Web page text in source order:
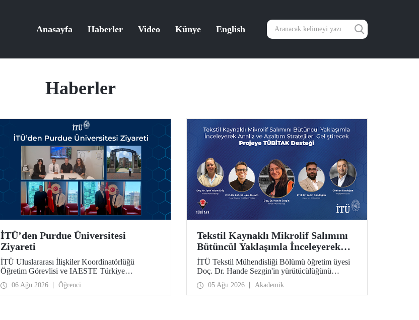
Anasayfa Haberler Video Künye English
Haberler
İTÜ’den Purdue Üniversitesi
Ziyareti
İTÜ Uluslararası İlişkiler Koordinatörlüğü
Öğretim Görevlisi ve IAESTE Türkiye
Sorumlusu Cahit Okan, akademik ilişkileri ve iş
birliğini geliştirmek amacıyla 20-27 Temmuz
tarihlerinde ABD’de dünyanın önde gelen
06 Ağu 2026 Öğrenci
Tekstil Kaynaklı Mikrolif Salımını
Bütüncül Yaklaşımla İnceleyerek
Analiz ve Azaltım Stratejileri
Geliştirecek Projeye TÜBİTAK
Desteği
İTÜ Tekstil Mühendisliği Bölümü öğretim üyesi
Doç. Dr. Hande Sezgin'in yürütücülüğünü
üstlendiği “Sürdürülebilir Pamuk ve Polyester
Esaslı Tekstil Ürünlerinde Kullanım Koşullarına
Bağlı Mikrolif Salımı: Aşınma, UV Maruziyeti ve
05 Ağu 2026 Akademik